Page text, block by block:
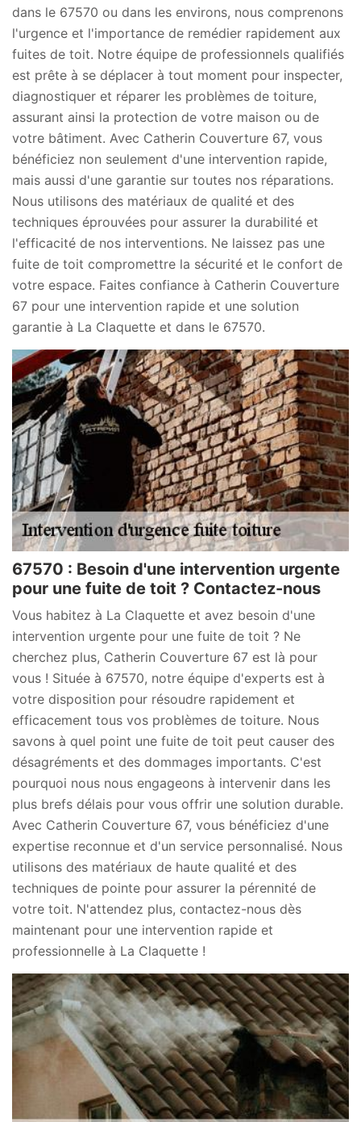
dans le 67570 ou dans les environs, nous comprenons
l'urgence et l'importance de remédier rapidement aux
fuites de toit. Notre équipe de professionnels qualifiés
est prête à se déplacer à tout moment pour inspecter,
diagnostiquer et réparer les problèmes de toiture,
assurant ainsi la protection de votre maison ou de
votre bâtiment. Avec Catherin Couverture 67, vous
bénéficiez non seulement d'une intervention rapide,
mais aussi d'une garantie sur toutes nos réparations.
Nous utilisons des matériaux de qualité et des
techniques éprouvées pour assurer la durabilité et
l'efficacité de nos interventions. Ne laissez pas une
fuite de toit compromettre la sécurité et le confort de
votre espace. Faites confiance à Catherin Couverture
67 pour une intervention rapide et une solution
garantie à La Claquette et dans le 67570.
67570 : Besoin d'une intervention urgente
pour une fuite de toit ? Contactez-nous
Vous habitez à La Claquette et avez besoin d'une
intervention urgente pour une fuite de toit ? Ne
cherchez plus, Catherin Couverture 67 est là pour
vous ! Située à 67570, notre équipe d'experts est à
votre disposition pour résoudre rapidement et
efficacement tous vos problèmes de toiture. Nous
savons à quel point une fuite de toit peut causer des
désagréments et des dommages importants. C'est
pourquoi nous nous engageons à intervenir dans les
plus brefs délais pour vous offrir une solution durable.
Avec Catherin Couverture 67, vous bénéficiez d'une
expertise reconnue et d'un service personnalisé. Nous
utilisons des matériaux de haute qualité et des
techniques de pointe pour assurer la pérennité de
votre toit. N'attendez plus, contactez-nous dès
maintenant pour une intervention rapide et
professionnelle à La Claquette !